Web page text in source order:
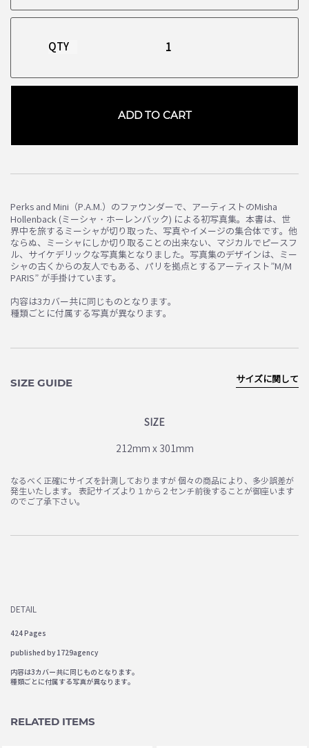
QTY
ADD TO CART
Perks and Mini（P.A.M.）のファウンダーで、アーティストのMisha
Hollenback (ミーシャ・ホーレンバック) による初写真集。本書は、世
界中を旅するミーシャが切り取った、写真やイメージの集合体です。他
ならぬ、ミーシャにしか切り取ることの出来ない、マジカルでピースフ
ル、サイケデリックな写真集となりました。写真集のデザインは、ミー
シャの古くからの友人でもある、パリを拠点とするアーティスト”M/M
PARIS” が手掛けています。
内容は3カバー共に同じものとなります。
種類ごとに付属する写真が異なります。
SIZE GUIDE
SIZE
212mm x 301mm
サイズに関して
なるべく正確にサイズを計測しておりますが 個々の商品により、多少誤差が
発生いたします。 表記サイズより１から２センチ前後することが御座います
のでご了承下さい。
DETAIL
424 Pages
published by 1729agency
内容は3カバー共に同じものとなります。
種類ごとに付属する写真が異なります。
RELATED ITEMS